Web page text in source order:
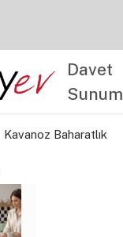
Davet
Sunum
Kavanoz Baharatlık